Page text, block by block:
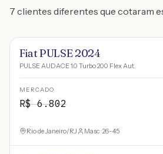
7 clientes diferentes que cotaram
Fiat PULSE 2024
PULSE AUDACE 1.0 Turbo 200 Flex Aut.
MERCADO
R$6.802
Rio de Janeiro/RJ Masc · 26-45